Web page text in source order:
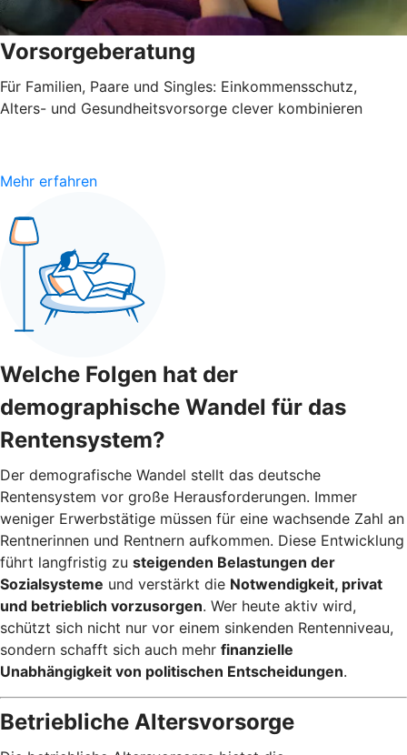
Vorsorgeberatung
Für Familien, Paare und Singles: Einkommensschutz,
Alters- und Gesundheitsvorsorge clever kombinieren
Mehr erfahren
Welche Folgen hat der
demographische Wandel für das
Rentensystem?
Der demografische Wandel stellt das deutsche
Rentensystem vor große Herausforderungen. Immer
weniger Erwerbstätige müssen für eine wachsende Zahl an
Rentnerinnen und Rentnern aufkommen. Diese Entwicklung
führt langfristig zu steigenden Belastungen der
Sozialsysteme und verstärkt die Notwendigkeit, privat
und betrieblich vorzusorgen. Wer heute aktiv wird,
schützt sich nicht nur vor einem sinkenden Rentenniveau,
sondern schafft sich auch mehr finanzielle
Unabhängigkeit von politischen Entscheidungen.
Betriebliche Altersvorsorge